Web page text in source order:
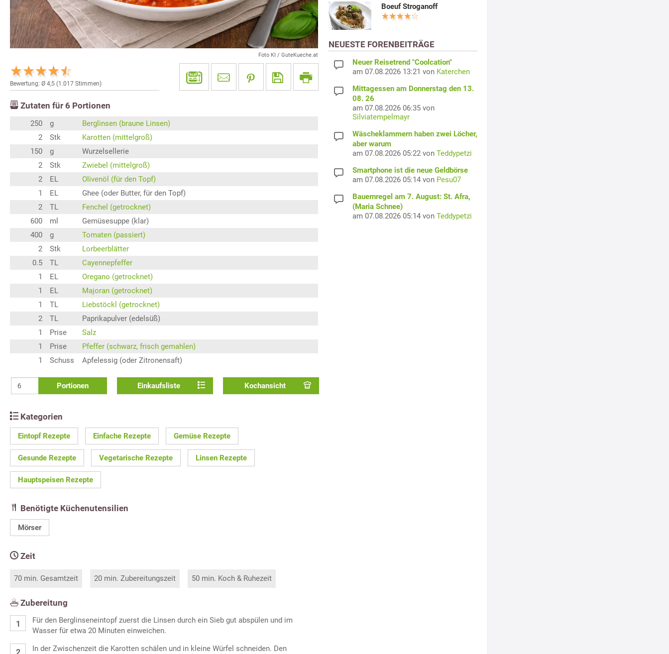
Foto KI / GuteKueche.at
Bewertung: Ø 4,5 (1.017 Stimmen)
Zutaten für 6 Portionen
250 g
Berglinsen (braune Linsen)
2
Stk
Karotten (mittelgroß)
150
g
Wurzelsellerie
2
Stk
Zwiebel (mittelgroß)
2
EL
Olivenöl (für den Topf)
1
EL
Ghee (oder Butter, für den Topf)
2
TL
Fenchel (getrocknet)
600
ml
Gemüsesuppe (klar)
400
g
Tomaten (passiert)
2
Stk
Lorbeerblätter
0.5
TL
Cayennepfeffer
1
EL
Oregano (getrocknet)
1
EL
Majoran (getrocknet)
1
TL
Liebstöckl (getrocknet)
2
TL
Paprikapulver (edelsüß)
1
Prise
Salz
1
Prise
Pfeffer (schwarz, frisch gemahlen)
1
Schuss Apfelessig (oder Zitronensaft)
Portionen Einkaufsliste Kochansicht
Kategorien
Eintopf Rezepte Einfache Rezepte Gemüse Rezepte
Gesunde Rezepte Vegetarische Rezepte Linsen Rezepte
Hauptspeisen Rezepte
Benötigte Küchenutensilien
Mörser
Zeit
70 min. Gesamtzeit 20 min. Zubereitungszeit 50 min. Koch & Ruhezeit
Zubereitung
Für den Berglinseneintopf zuerst die Linsen durch ein Sieb gut abspülen und im
Wasser für etwa 20 Minuten einweichen.
In der Zwischenzeit die Karotten schälen und in kleine Würfel schneiden. Den
Boeuf Stroganoff
NEUESTE FORENBEITRÄGE
Neuer Reisetrend "Coolcation"
am 07.08.2026 13:21 von Katerchen
Mittagessen am Donnerstag den 13.
08. 26
am 07.08.2026 06:35 von
Silviatempelmayr
Wäscheklammern haben zwei Löcher,
aber warum
am 07.08.2026 05:22 von Teddypetzi
Smartphone ist die neue Geldbörse
am 07.08.2026 05:14 von Pesu07
Bauernregel am 7. August: St. Afra,
(Maria Schnee)
am 07.08.2026 05:14 von Teddypetzi